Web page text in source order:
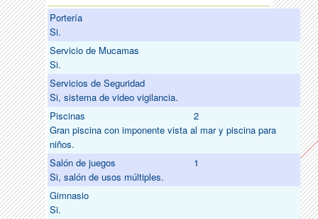
Portería
Si.
Servicio de Mucamas
Si.
Servicios de Seguridad
Si, sistema de video vigilancia.
Piscinas
2
Gran piscina con imponente vista al mar y piscina para
niños.
Salón de juegos
1
Si, salón de usos múltiples.
Gimnasio
Si.